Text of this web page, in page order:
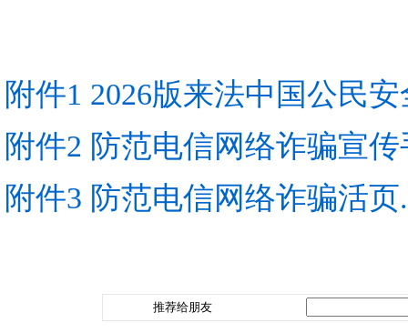
附件1 2026版来法中国公民
附件2 防范电信网络诈骗宣传
附件3 防范电信网络诈骗活页
推荐给朋友